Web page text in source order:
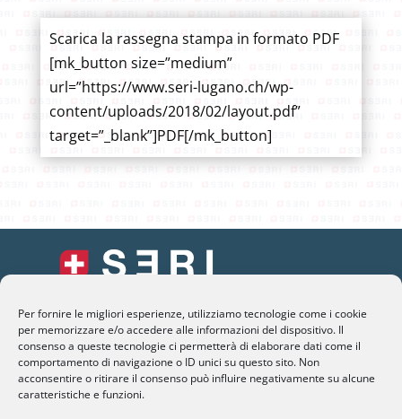
Per fornire le migliori esperienze, utilizziamo tecnologie come i cookie
per memorizzare e/o accedere alle informazioni del dispositivo. Il
consenso a queste tecnologie ci permetterà di elaborare dati come il
comportamento di navigazione o ID unici su questo sito. Non
acconsentire o ritirare il consenso può influire negativamente su alcune
caratteristiche e funzioni.
Scarica la rassegna stampa in formato PDF
[mk_button size=”medium”
url=”https://www.seri-lugano.ch/wp-
content/uploads/2018/02/layout.pdf”
target=”_blank”]PDF[/mk_button]
SERI Lugano
Palazzo Mantegazza (9° Piano)
CH-6900 Lugano – Paradiso